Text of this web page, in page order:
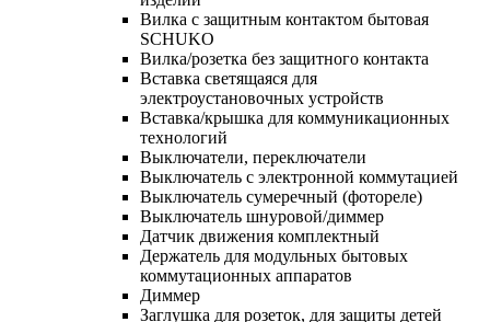
Вилка с защитным контактом бытовая
SCHUKO
Вилка/розетка без защитного контакта
Вставка светящаяся для
электроустановочных устройств
Вставка/крышка для коммуникационных
технологий
Выключатели, переключатели
Выключатель с электронной коммутацией
Выключатель сумеречный (фотореле)
Выключатель шнуровой/диммер
Датчик движения комплектный
Держатель для модульных бытовых
коммутационных аппаратов
Диммер
Заглушка для розеток, для защиты детей